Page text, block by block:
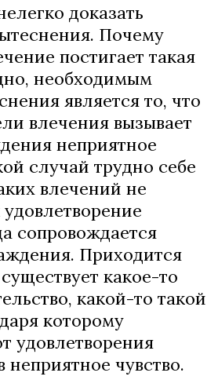
доказать
Почему
постигает такая
необходимым
является то, что
влечения вызывает
неприятное
случай трудно себе
влечений не
удовлетворение
сопровождается
Приходится
какое-то
какой-то такой
которому
удовлетворения
неприятное чувство.